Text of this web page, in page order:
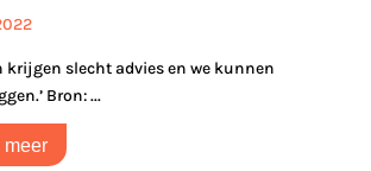
krijgen slecht advies en we kunnen
Bron: ...
meer